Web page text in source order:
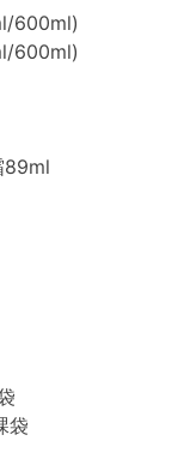
600ml)
600ml)
89ml
袋